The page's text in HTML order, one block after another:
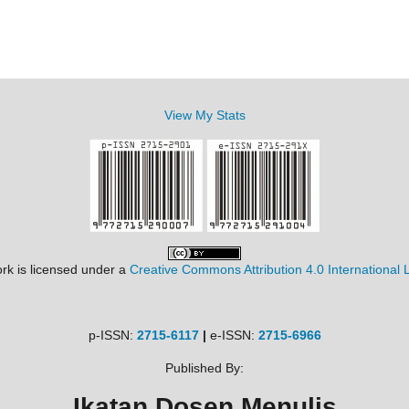
View My Stats
is licensed under a Creative Commons Attribution 4.0 International
p-ISSN: 2715-6117| e-ISSN: 2715-6966
Published By: